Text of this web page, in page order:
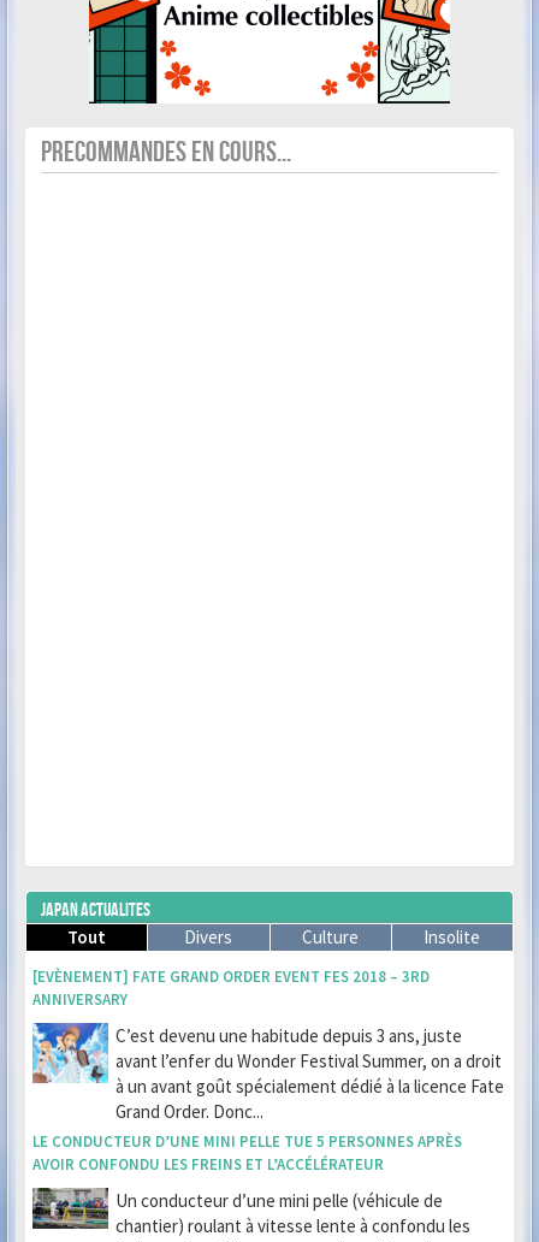
PRECOMMANDES EN COURS...
JAPAN ACTUALITES
Tout
Divers Culture Insolite
[EVÈNEMENT] FATE GRAND ORDER EVENT FES 2018 – 3RD
ANNIVERSARY
C’est devenu une habitude depuis 3 ans, juste
avant l’enfer du Wonder Festival Summer, on a droit
à un avant goût spécialement dédié à la licence Fate
Grand Order. Donc...
LE CONDUCTEUR D’UNE MINI PELLE TUE 5 PERSONNES APRÈS
AVOIR CONFONDU LES FREINS ET L’ACCÉLÉRATEUR
Un conducteur d’une mini pelle (véhicule de
chantier) roulant à vitesse lente à confondu les